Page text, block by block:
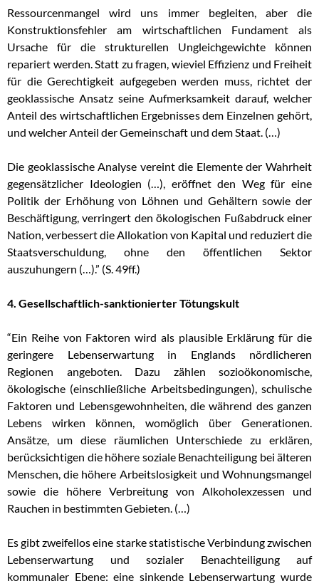
Ressourcenmangel wird uns immer begleiten, aber die
Konstruktionsfehler am wirtschaftlichen Fundament als
Ursache für die strukturellen Ungleichgewichte können
repariert werden. Statt zu fragen, wieviel Effizienz und Freiheit
für die Gerechtigkeit aufgegeben werden muss, richtet der
geoklassische Ansatz seine Aufmerksamkeit darauf, welcher
Anteil des wirtschaftlichen Ergebnisses dem Einzelnen gehört,
und welcher Anteil der Gemeinschaft und dem Staat. (…)
Die geoklassische Analyse vereint die Elemente der Wahrheit
gegensätzlicher Ideologien (…), eröffnet den Weg für eine
Politik der Erhöhung von Löhnen und Gehältern sowie der
Beschäftigung, verringert den ökologischen Fußabdruck einer
Nation, verbessert die Allokation von Kapital und reduziert die
Staatsverschuldung, ohne den öffentlichen Sektor
auszuhungern (…).” (S. 49ff.)
4. Gesellschaftlich-sanktionierter Tötungskult
“Ein Reihe von Faktoren wird als plausible Erklärung für die
geringere Lebenserwartung in Englands nördlicheren
Regionen angeboten. Dazu zählen sozioökonomische,
ökologische (einschließliche Arbeitsbedingungen), schulische
Faktoren und Lebensgewohnheiten, die während des ganzen
Lebens wirken können, womöglich über Generationen.
Ansätze, um diese räumlichen Unterschiede zu erklären,
berücksichtigen die höhere soziale Benachteiligung bei älteren
Menschen, die höhere Arbeitslosigkeit und Wohnungsmangel
sowie die höhere Verbreitung von Alkoholexzessen und
Rauchen in bestimmten Gebieten. (…)
Es gibt zweifellos eine starke statistische Verbindung zwischen
Lebenserwartung und sozialer Benachteiligung auf
kommunaler Ebene: eine sinkende Lebenserwartung wurde